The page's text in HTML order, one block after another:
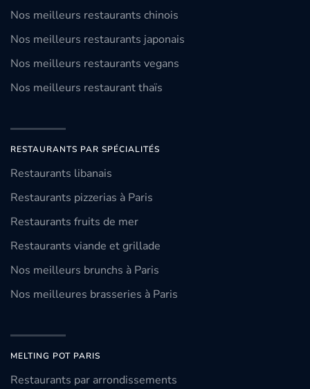
Nos meilleurs restaurants chinois
Nos meilleurs restaurants japonais
Nos meilleurs restaurants vegans
Nos meilleurs restaurant thaïs
RESTAURANTS PAR SPÉCIALITÉS
Restaurants libanais
Restaurants pizzerias à Paris
Restaurants fruits de mer
Restaurants viande et grillade
Nos meilleurs brunchs à Paris
Nos meilleures brasseries à Paris
MELTING POT PARIS
Restaurants par arrondissements